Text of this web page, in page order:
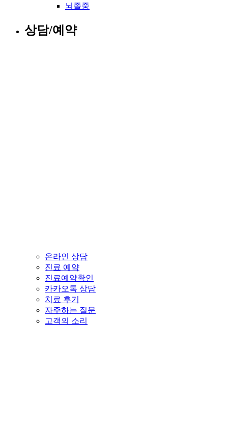
뇌졸중
상담/예약
온라인 상담
진료 예약
진료예약확인
카카오톡 상담
치료 후기
자주하는 질문
고객의 소리